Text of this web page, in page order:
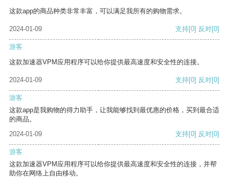
这款app的商品种类非常丰富，可以满足我所有的购物需求。
2024-01-09 支持[0] 反对[0]
游客
这款加速器VPM应用程序可以给你提供最高速度和安全性的连接。
2024-01-09 支持[0] 反对[0]
游客
这款app是我购物的得力助手，让我能够找到最优惠的价格，买到最合适
的商品。
2024-01-09
支持[0] 反对[0]
游客
这款加速器VPM应用程序可以给你提供最高速度和安全性的连接，并帮
助你在网络上自由移动。